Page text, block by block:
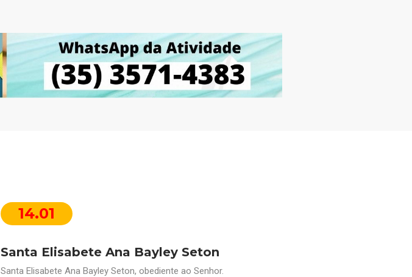
14.01
Santa Elisabete Ana Bayley Seton
Santa Elisabete Ana Bayley Seton, obediente ao Senhor.